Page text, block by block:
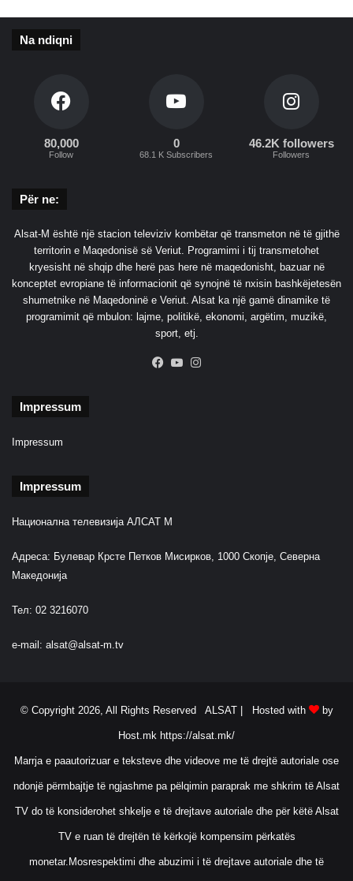
Na ndiqni
80,000
Follow
0
68.1 K Subscribers
46.2K followers
Followers
Për ne:
Alsat-M është një stacion televiziv kombëtar që transmeton në të gjithë
territorin e Maqedonisë së Veriut. Programimi i tij transmetohet
kryesisht në shqip dhe herë pas here në maqedonisht, bazuar në
konceptet evropiane të informacionit që synojnë të nxisin bashkëjetesën
shumetnike në Maqedoninë e Veriut. Alsat ka një gamë dinamike të
programimit që mbulon: lajme, politikë, ekonomi, argëtim, muzikë,
sport, etj.
Facebook
YouTube
Impressum
Impressum
Impressum
Национална телевизија АЛСАТ М
Адреса: Булевар Крсте Петков Мисирков, 1000 Скопје, Северна
Македонија
Тел: 02 3216070
e-mail: alsat@alsat-m.tv
© Copyright 2026, All Rights Reserved ALSAT | Hosted with by
Host.mk https://alsat.mk/
Marrja e paautorizuar e teksteve dhe videove me të drejtë autoriale ose
ndonjë përmbajtje të ngjashme pa pëlqimin paraprak me shkrim të Alsat
TV do të konsiderohet shkelje e të drejtave autoriale dhe për këtë Alsat
TV e ruan të drejtën të kërkojë kompensim përkatës
monetar.Mosrespektimi dhe abuzimi i të drejtave autoriale dhe të